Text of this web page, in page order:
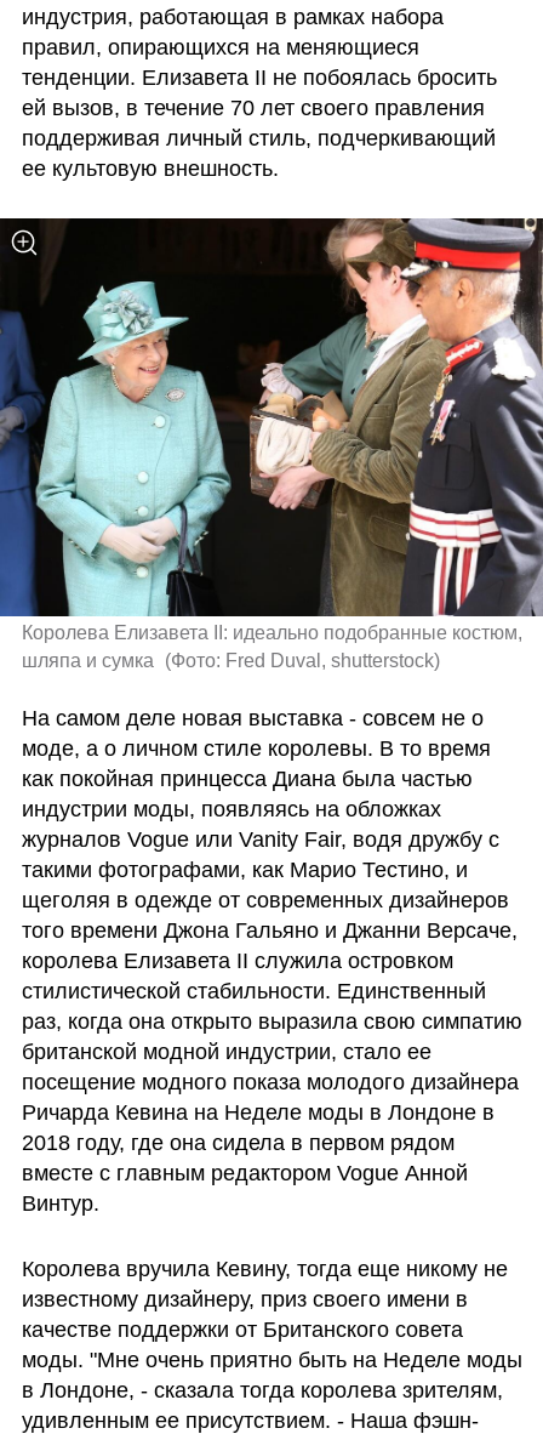
индустрия, работающая в рамках набора
правил, опирающихся на меняющиеся
тенденции. Елизавета II не побоялась бросить
ей вызов, в течение 70 лет своего правления
поддерживая личный стиль, подчеркивающий
ее культовую внешность.
Королева Елизавета II: идеально подобранные костюм,
шляпа и сумка
(Фото: Fred Duval, shutterstock)
На самом деле новая выставка - совсем не о
моде, а о личном стиле королевы. В то время
как покойная принцесса Диана была частью
индустрии моды, появляясь на обложках
журналов Vogue или Vanity Fair, водя дружбу с
такими фотографами, как Марио Тестино, и
щеголяя в одежде от современных дизайнеров
того времени Джона Гальяно и Джанни Версаче,
королева Елизавета II служила островком
стилистической стабильности. Единственный
раз, когда она открыто выразила свою симпатию
британской модной индустрии, стало ее
посещение модного показа молодого дизайнера
Ричарда Кевина на Неделе моды в Лондоне в
2018 году, где она сидела в первом рядом
вместе с главным редактором Vogue Анной
Винтур.
Королева вручила Кевину, тогда еще никому не
известному дизайнеру, приз своего имени в
качестве поддержки от Британского совета
моды. "Мне очень приятно быть на Неделе моды
в Лондоне, - сказала тогда королева зрителям,
удивленным ее присутствием. - Наша фэшн-